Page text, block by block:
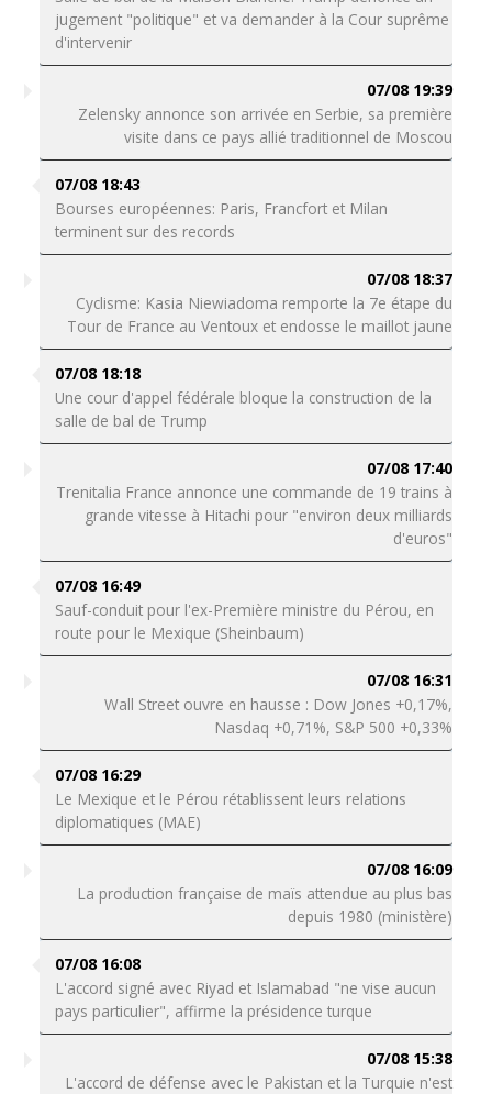
jugement "politique" et va demander à la Cour suprême
d'intervenir
07/08 19:39
Zelensky annonce son arrivée en Serbie, sa première
visite dans ce pays allié traditionnel de Moscou
07/08 18:43
Bourses européennes: Paris, Francfort et Milan
terminent sur des records
07/08 18:37
Cyclisme: Kasia Niewiadoma remporte la 7e étape du
Tour de France au Ventoux et endosse le maillot jaune
07/08 18:18
Une cour d'appel fédérale bloque la construction de la
salle de bal de Trump
07/08 17:40
Trenitalia France annonce une commande de 19 trains à
grande vitesse à Hitachi pour "environ deux milliards
d'euros"
07/08 16:49
Sauf-conduit pour l'ex-Première ministre du Pérou, en
route pour le Mexique (Sheinbaum)
07/08 16:31
Wall Street ouvre en hausse : Dow Jones +0,17%,
Nasdaq +0,71%, S&P 500 +0,33%
07/08 16:29
Le Mexique et le Pérou rétablissent leurs relations
diplomatiques (MAE)
07/08 16:09
La production française de maïs attendue au plus bas
depuis 1980 (ministère)
07/08 16:08
L'accord signé avec Riyad et Islamabad "ne vise aucun
pays particulier", affirme la présidence turque
07/08 15:38
L'accord de défense avec le Pakistan et la Turquie n'est